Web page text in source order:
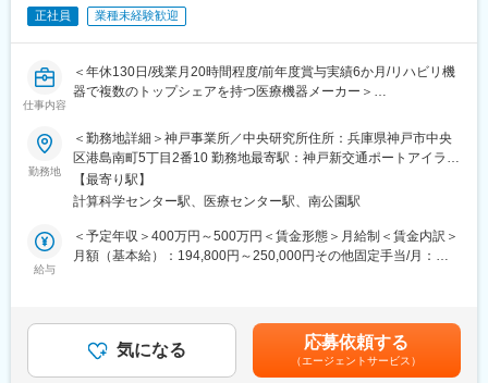
づくりを可能にしています。
・単身赴任の方や一人暮らしの独身の方には住宅手当がつきます※
支給規定あり
やイベントに参加いただくための休暇）があり、育休後復帰率
100％とご家族がいらっしゃる方にとっても働きやすい環境で
す。
■教育体制
入社後は6か月程度のOJTを通じて、年代が近しい先輩社員が丁寧
に指導します。通信教育やEラーニング、語学学習への支援なども
入社直後は製造スタッフとしての業務に従事していただきます
が、年齢や経験に応じて設備保全や製造部門でキャリアを積んで
いただきます。半年ごとの1on1面談を通じて、キャリアプランを
正社員 業種未経験歓迎
仕事内容
＜年休130日/残業月20時間程度/前年度賞与実績6か月/リハビリ機
器で複数のトップシェアを持つ医療機器メーカー＞
■ポジション魅力
★営業職は職位にも寄りますが、およそ基準の掛け率±50％分個
人業績が反映されます。※たとえば、3か月分が基準の場合、最高
4.5か月分の支給になります。職位が上がると後輩育成への貢献度
や部下の業績も賞与に反映されます。
昇給は役割責任＋態度意欲＋業績で評価されます。そのため、頑
張りが給与や役職にしっかりと反映される制度が整っています。
★異業界出身者が多数活躍しており、未経験から専門性を身につ
営業です。
★直行直帰可・年休130日など、働きやすさと成果の両立が可能
な環境です。
勤務地
＜勤務地詳細＞神戸事業所／中央研究所住所：兵庫県神戸市中央
区港島南町5丁目2番10 勤務地最寄駅：神戸新交通ポートアイラン
ド線／医療センター駅受動喫煙対策：屋内全面禁煙変更の範囲：
会社の定める事業所
【最寄り駅】
計算科学センター駅、医療センター駅、南公園駅
給与
＜予定年収＞400万円～500万円＜賃金形態＞月給制＜賃金内訳＞
月額（基本給）：194,800円～250,000円その他固定手当/月：
有＜給与補足＞※給与詳細は年齢、経験に応じて決定■昇給：年1
回（6月）■賞与：年2回（6月・12月、前年実績6.0ヶ月分）賃金
はあくまでも目安の金額であり、選考を通じて上下する可能性が
気になる 応募依頼する
（エージェントサービス）